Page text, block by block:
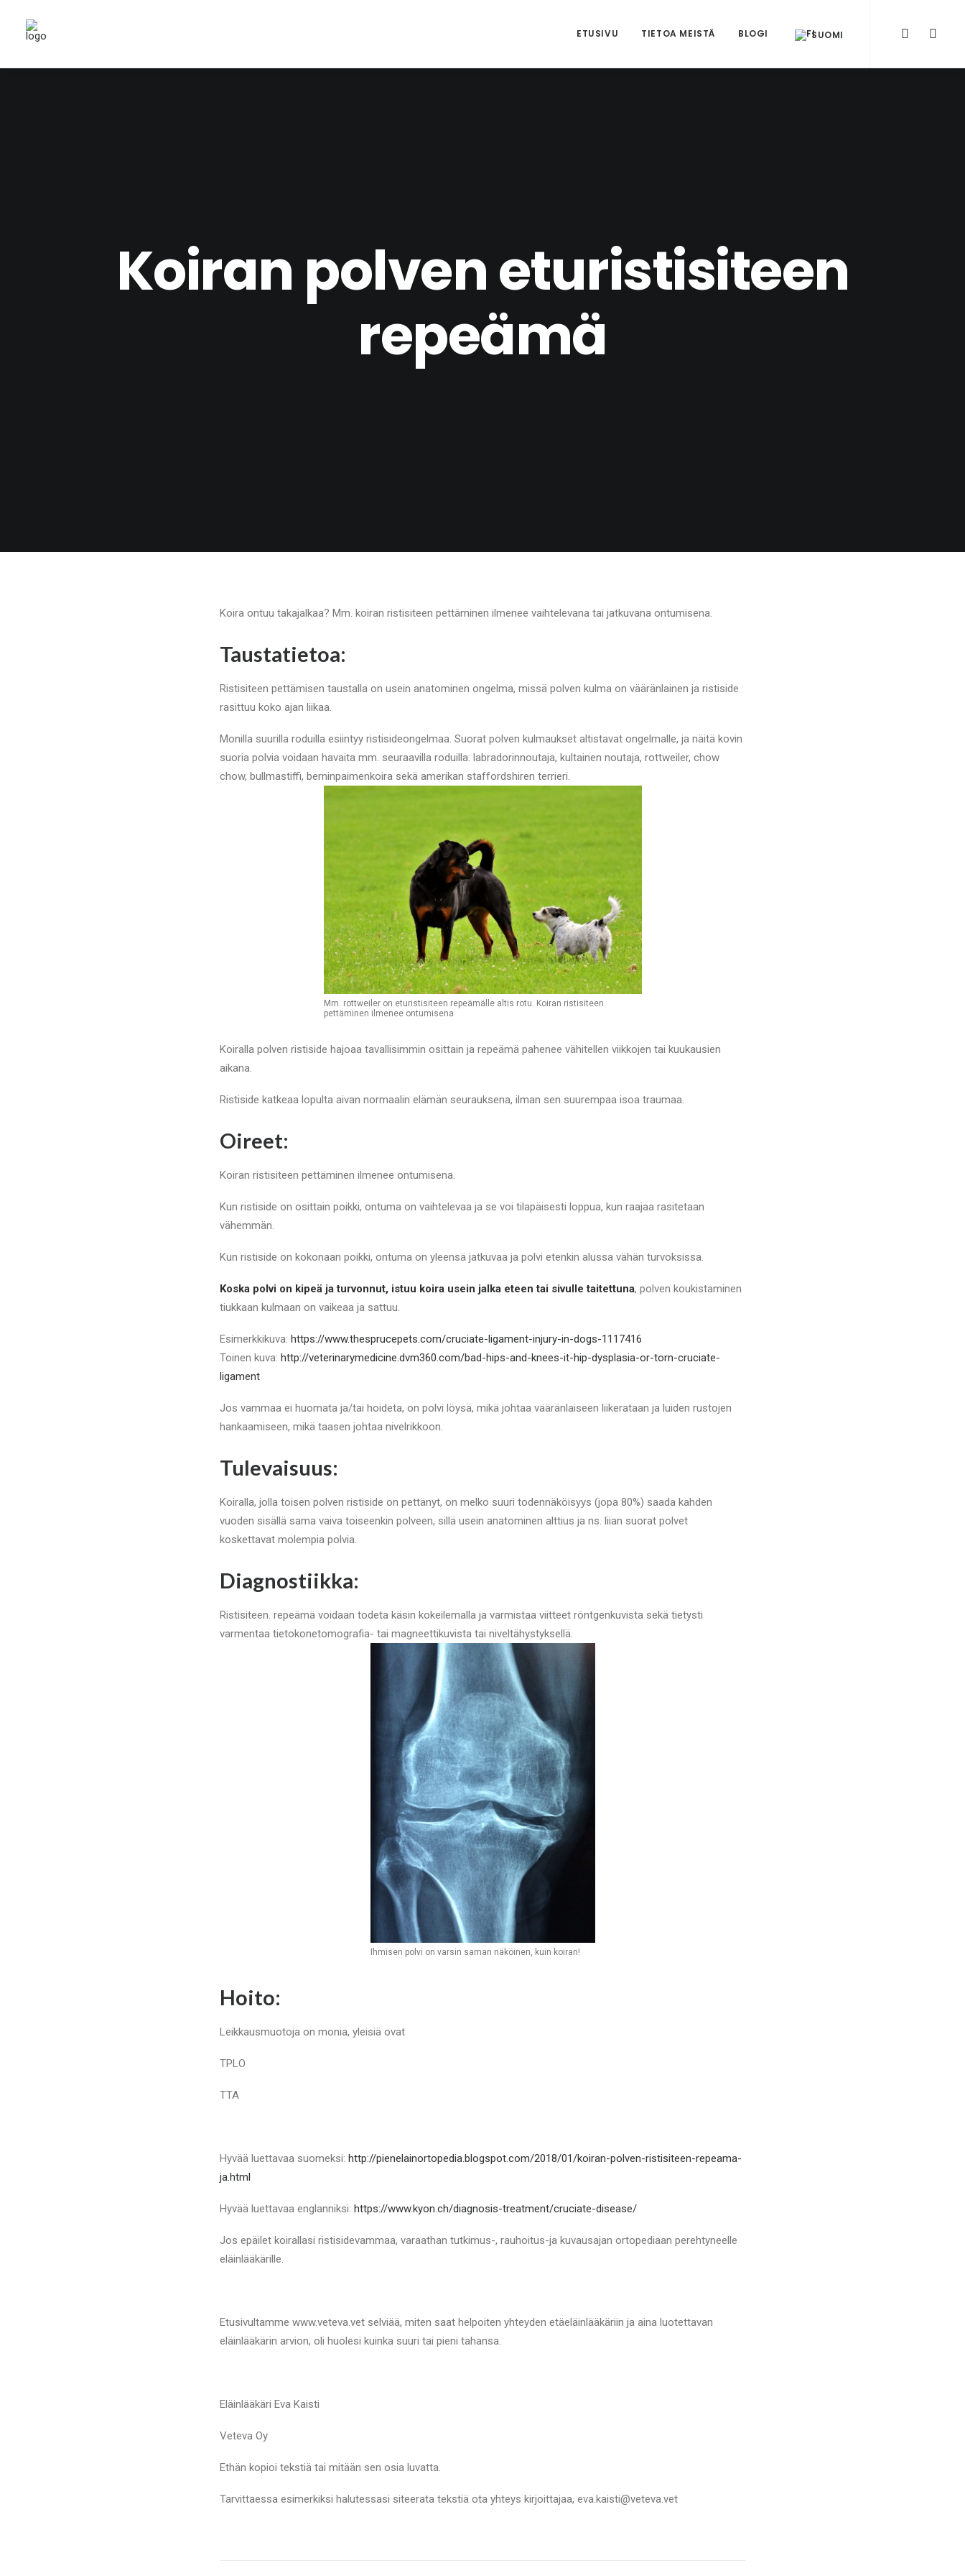
ETUSIVU TIETOA MEISTÄ BLOGI SUOMI
Koiran polven eturistisiteen
repeämä
Koira ontuu takajalkaa? Mm. koiran ristisiteen pettäminen ilmenee vaihtelevana tai jatkuvana ontumisena.
Taustatietoa:
Ristisiteen pettämisen taustalla on usein anatominen ongelma, missä polven kulma on vääränlainen ja ristiside
rasittuu koko ajan liikaa.
Monilla suurilla roduilla esiintyy ristisideongelmaa. Suorat polven kulmaukset altistavat ongelmalle, ja näitä kovin
suoria polvia voidaan havaita mm. seuraavilla roduilla: labradorinnoutaja, kultainen noutaja, rottweiler, chow
chow, bullmastiffi, berninpaimenkoira sekä amerikan staffordshiren terrieri.
Mm. rottweiler on eturistisiteen repeämälle altis rotu. Koiran ristisiteen
pettäminen ilmenee ontumisena
Koiralla polven ristiside hajoaa tavallisimmin osittain ja repeämä pahenee vähitellen viikkojen tai kuukausien
aikana.
Ristiside katkeaa lopulta aivan normaalin elämän seurauksena, ilman sen suurempaa isoa traumaa.
Oireet:
Koiran ristisiteen pettäminen ilmenee ontumisena.
Kun ristiside on osittain poikki, ontuma on vaihtelevaa ja se voi tilapäisesti loppua, kun raajaa rasitetaan
vähemmän.
Kun ristiside on kokonaan poikki, ontuma on yleensä jatkuvaa ja polvi etenkin alussa vähän turvoksissa.
Koska polvi on kipeä ja turvonnut, istuu koira usein jalka eteen tai sivulle taitettuna, polven koukistaminen
tiukkaan kulmaan on vaikeaa ja sattuu.
Esimerkkikuva: https://www.thesprucepets.com/cruciate-ligament-injury-in-dogs-1117416
Toinen kuva: http://veterinarymedicine.dvm360.com/bad-hips-and-knees-it-hip-dysplasia-or-torn-cruciate-
ligament
Jos vammaa ei huomata ja/tai hoideta, on polvi löysä, mikä johtaa vääränlaiseen liikerataan ja luiden rustojen
hankaamiseen, mikä taasen johtaa nivelrikkoon.
Tulevaisuus:
Koiralla, jolla toisen polven ristiside on pettänyt, on melko suuri todennäköisyys (jopa 80%) saada kahden
vuoden sisällä sama vaiva toiseenkin polveen, sillä usein anatominen alttius ja ns. liian suorat polvet
koskettavat molempia polvia.
Diagnostiikka:
Ristisiteen. repeämä voidaan todeta käsin kokeilemalla ja varmistaa viitteet röntgenkuvista sekä tietysti
varmentaa tietokonetomografia- tai magneettikuvista tai niveltähystyksellä.
Ihmisen polvi on varsin saman näköinen, kuin koiran!
Hoito:
Leikkausmuotoja on monia, yleisiä ovat
TPLO
TTA
Hyvää luettavaa suomeksi: http://pienelainortopedia.blogspot.com/2018/01/koiran-polven-ristisiteen-repeama-
ja.html
Hyvää luettavaa englanniksi: https://www.kyon.ch/diagnosis-treatment/cruciate-disease/
Jos epäilet koirallasi ristisidevammaa, varaathan tutkimus-, rauhoitus-ja kuvausajan ortopediaan perehtyneelle
eläinlääkärille.
Etusivultamme www.veteva.vet selviää, miten saat helpoiten yhteyden etäeläinlääkäriin ja aina luotettavan
eläinlääkärin arvion, oli huolesi kuinka suuri tai pieni tahansa.
Eläinlääkäri Eva Kaisti
Veteva Oy
Ethän kopioi tekstiä tai mitään sen osia luvatta.
Tarvittaessa esimerkiksi halutessasi siteerata tekstiä ota yhteys kirjoittajaa, eva.kaisti@veteva.vet